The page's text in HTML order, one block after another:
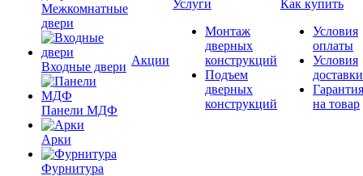
Межкомнатные
двери
Входные двери
Панели МДФ
Арки
Фурнитура
Акции
Услуги
Монтаж
дверных
конструкций
Подъем
дверных
конструкций
Как купить
Условия
оплаты
Условия
доставки
Гарантия
на товар